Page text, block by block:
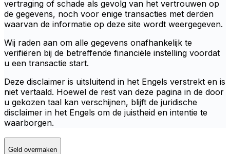
vertraging of schade als gevolg van het vertrouwen op
de gegevens, noch voor enige transacties met derden
waarvan de informatie op deze site wordt weergegeven.
Wij raden aan om alle gegevens onafhankelijk te
verifiëren bij de betreffende financiële instelling voordat
u een transactie start.
Deze disclaimer is uitsluitend in het Engels verstrekt en is
niet vertaald. Hoewel de rest van deze pagina in de door
u gekozen taal kan verschijnen, blijft de juridische
disclaimer in het Engels om de juistheid en intentie te
waarborgen.
Geld overmaken